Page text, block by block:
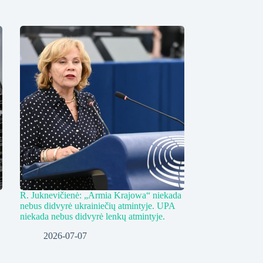
R. Juknevičienė: „Armia Krajowa“ niekada
nebus didvyrė ukrainiečių atmintyje. UPA
niekada nebus didvyrė lenkų atmintyje.
2026-07-07